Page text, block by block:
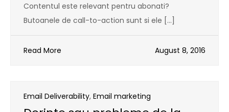
Contentul este relevant pentru abonati?
Butoanele de call-to-action sunt si ele […]
Read More August 8, 2016
Email Deliverability, Email marketing